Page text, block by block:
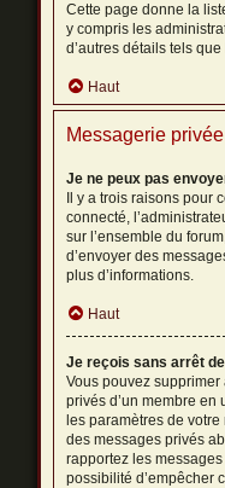
Cette page donne la
y compris les
d’autres détails tels
Haut
Messagerie privée
Je ne peux pas
Il y a trois raisons pour
connecté,
sur l’ensemble du
d’envoyer des
plus d’informations.
Haut
Je reçois sans arrêt
Vous pouvez
privés d’un membre
les paramètres de
des messages privés
rapportez les
possibilité d’empêcher